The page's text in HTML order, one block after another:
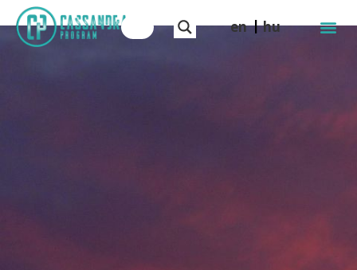
en hu